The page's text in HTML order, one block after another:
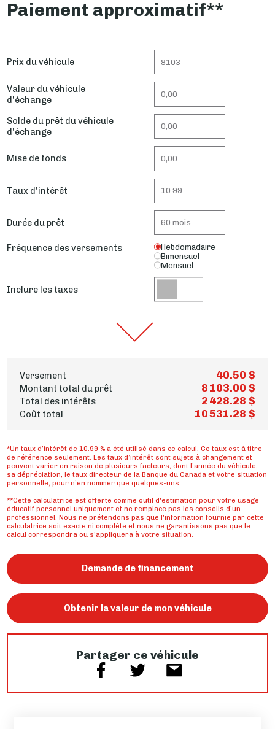
Paiement approximatif**
Prix du véhicule
Valeur du véhicule
d'échange
Solde du prêt du véhicule
d'échange
Mise de fonds
Taux d'intérêt
Durée du prêt
Fréquence des versements
Hebdomadaire
Bimensuel
Mensuel
Inclure les taxes
Versement 40.50 $
Montant total du prêt 8 103.00 $
Total des intérêts 2 428.28 $
Coût total 10 531.28 $
*Un taux d’intérêt de 10.99 % a été utilisé dans ce calcul. Ce taux est à titre
de référence seulement. Les taux d’intérêt sont sujets à changement et
peuvent varier en raison de plusieurs facteurs, dont l’année du véhicule,
sa dépréciation, le taux directeur de la Banque du Canada et votre situation
personnelle, pour n’en nommer que quelques-uns.
**Cette calculatrice est offerte comme outil d'estimation pour votre usage
éducatif personnel uniquement et ne remplace pas les conseils d'un
professionnel. Nous ne prétendons pas que l'information fournie par cette
calculatrice soit exacte ni complète et nous ne garantissons pas que le
calcul correspondra ou s’appliquera à votre situation.
Demande de financement
Obtenir la valeur de mon véhicule
Partager ce véhicule